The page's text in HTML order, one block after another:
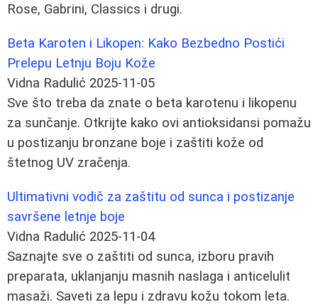
Rose, Gabrini, Classics i drugi.
Beta Karoten i Likopen: Kako Bezbedno Postići
Prelepu Letnju Boju Kože
Vidna Radulić 2025-11-05
Sve što treba da znate o beta karotenu i likopenu
za sunčanje. Otkrijte kako ovi antioksidansi pomažu
u postizanju bronzane boje i zaštiti kože od
štetnog UV zračenja.
Ultimativni vodič za zaštitu od sunca i postizanje
savršene letnje boje
Vidna Radulić 2025-11-04
Saznajte sve o zaštiti od sunca, izboru pravih
preparata, uklanjanju masnih naslaga i anticelulit
masaži. Saveti za lepu i zdravu kožu tokom leta.